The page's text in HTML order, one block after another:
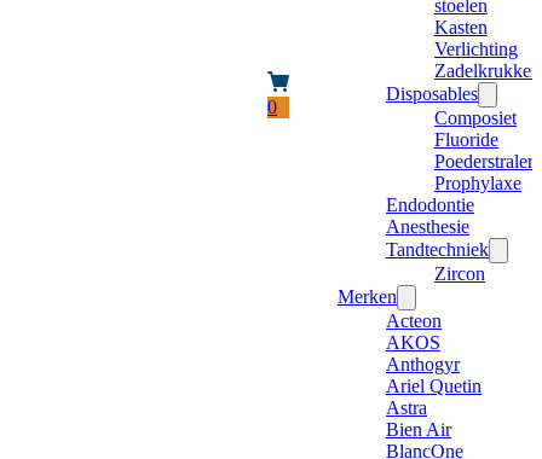
0
stoelen
Kasten
Verlichting
Zadelkrukken
Disposables
Composiet
Fluoride
Poederstraler
Prophylaxe
Endodontie
Anesthesie
Tandtechniek
Zircon
Merken
Acteon
AKOS
Anthogyr
Ariel Quetin
Astra
Bien Air
BlancOne